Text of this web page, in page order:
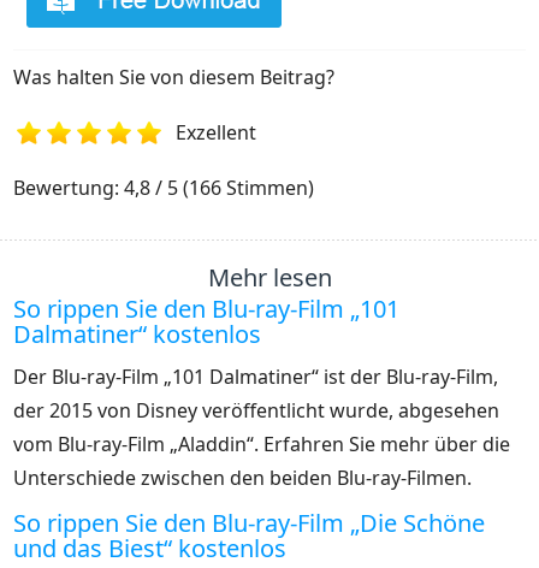
Was halten Sie von diesem Beitrag?
1 3 5
Exzellent
Bewertung: 4,8 / 5 (166 Stimmen)
Mehr lesen
So rippen Sie den Blu-ray-Film „101
Dalmatiner“ kostenlos
Der Blu-ray-Film „101 Dalmatiner“ ist der Blu-ray-Film,
der 2015 von Disney veröffentlicht wurde, abgesehen
vom Blu-ray-Film „Aladdin“. Erfahren Sie mehr über die
Unterschiede zwischen den beiden Blu-ray-Filmen.
So rippen Sie den Blu-ray-Film „Die Schöne
und das Biest“ kostenlos